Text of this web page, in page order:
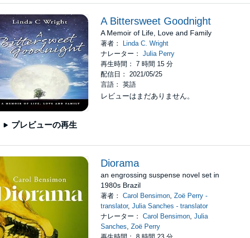
プレビューの再生
A Bittersweet Goodnight
A Memoir of Life, Love and Family
著者： Linda C. Wright
ナレーター：Julia Perry
再生時間： 7 時間 15 分
配信日： 2021/05/25
言語： 英語
レビューはまだありません。
Diorama
an engrossing suspense novel set in
1980s Brazil
著者：Carol Bensimon ,Zoë Perry -
translator,Julia Sanches - translator
ナレーター：Carol Bensimon ,Julia
Sanches ,Zoë Perry